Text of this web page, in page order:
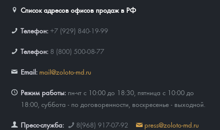
Наборы подарочных и коллекционных монет
Монеты и жетоны из недрагоценных металлов
Книги по нумизматике
Список адресов офисов продаж в РФ
Телефон: +7 (929) 840-19-99
Телефон: 8 (800) 500-08-77
Email: mail@zoloto-md.ru
Режим работы: пн-чт с 10:00 до 18:30, пятница с 10:00 до
18:00, суббота - по договоренности, воскресенье - выходной.
Пресс-служба: 8(968) 917-07-92 press@zoloto-md.ru